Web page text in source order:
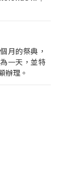
月的祭典，
一天，並特
辦理。